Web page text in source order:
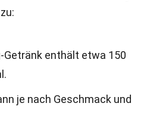
Getränk enthält etwa 150
je nach Geschmack und